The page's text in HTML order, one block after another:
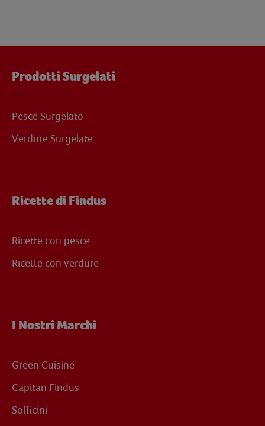
Prodotti Surgelati
Pesce Surgelato
Verdure Surgelate
Ricette di Findus
Ricette con pesce
Ricette con verdure
I Nostri Marchi
Green Cuisine
Capitan Findus
Sofficini